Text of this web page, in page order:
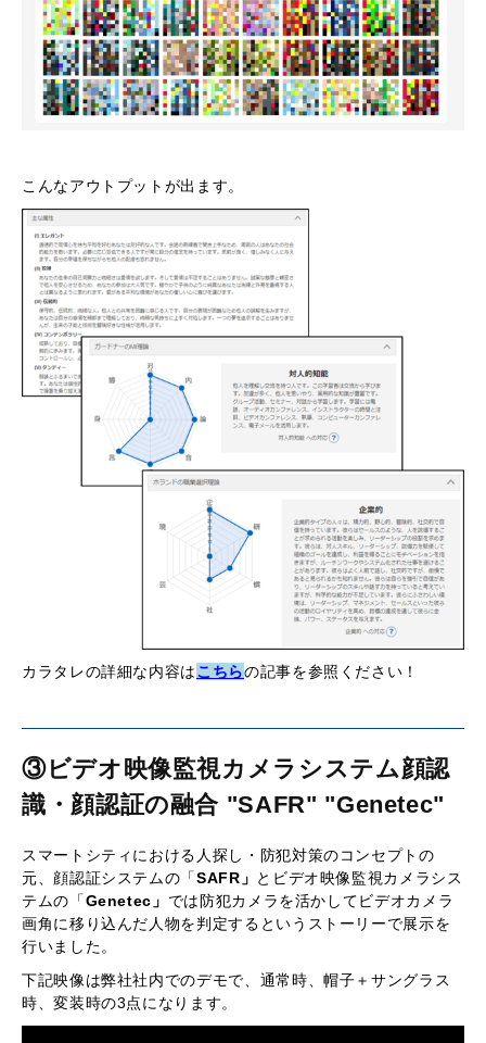
こんなアウトプットが出ます。
カラタレの詳細な内容はこちらの記事を参照ください！
③ビデオ映像監視カメラシステム顔認
識・顔認証の融合 "SAFR" "Genetec"
スマートシティにおける人探し・防犯対策のコンセプトの
元、顔認証システムの「SAFR」 とビデオ映像監視カメラシス
テムの「Genetec」 では防犯カメラを活かしてビデオカメラ
画角に移り込んだ人物を判定するというストーリーで展示を
行いました。
下記映像は弊社社内でのデモで、通常時、帽子＋サングラス
時、変装時の3点になります。